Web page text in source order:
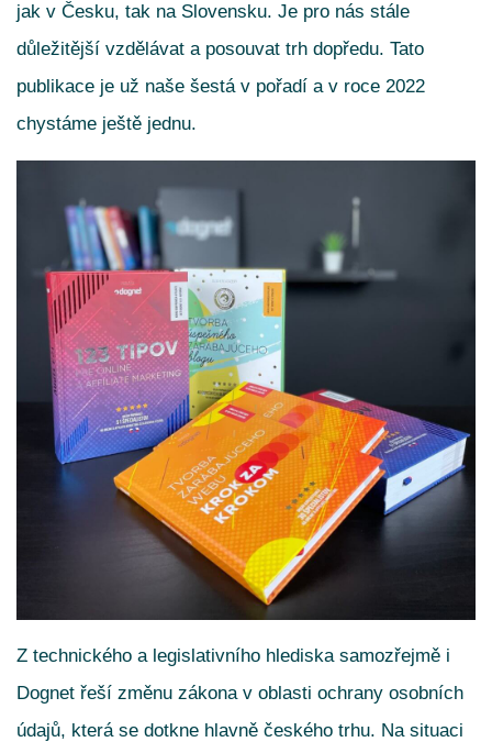
jak v Česku, tak na Slovensku. Je pro nás stále
důležitější vzdělávat a posouvat trh dopředu. Tato
publikace je už naše šestá v pořadí a v roce 2022
chystáme ještě jednu.
Z technického a legislativního hlediska samozřejmě i
Dognet řeší změnu zákona v oblasti ochrany osobních
údajů, která se dotkne hlavně českého trhu. Na situaci